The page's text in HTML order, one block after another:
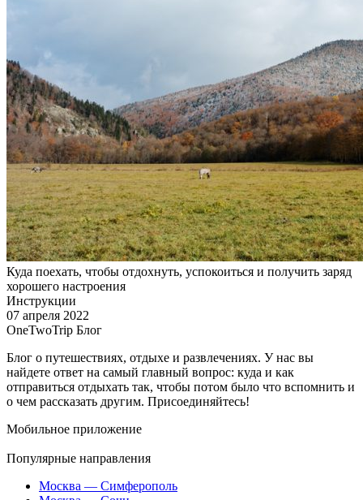
Куда поехать, чтобы отдохнуть, успокоиться и получить заряд
хорошего настроения
Инструкции
07 апреля 2022
OneTwoTrip Блог
Блог о путешествиях, отдыхе и развлечениях. У нас вы
найдете ответ на самый главный вопрос: куда и как
отправиться отдыхать так, чтобы потом было что вспомнить и
о чем рассказать другим. Присоединяйтесь!
Мобильное приложение
Популярные направления
Москва — Симферополь